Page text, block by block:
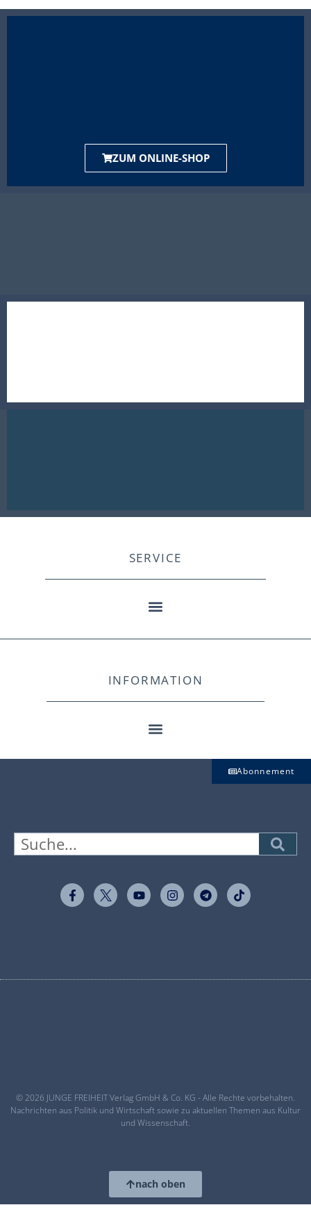
ZUM ONLINE-SHOP
SERVICE
INFORMATION
Abonnement
© 2026 JUNGE FREIHEIT Verlag GmbH & Co. KG - Alle Rechte vorbehalten.
Nachrichten aus Politik und Wirtschaft sowie zu aktuellen Themen aus Kultur
und Wissenschaft.
nach oben